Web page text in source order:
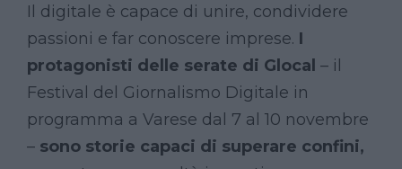
Il digitale è capace di unire, condividere
passioni e far conoscere imprese. I
protagonisti delle serate di Glocal – il
Festival del Giornalismo Digitale in
programma a Varese dal 7 al 10 novembre
– sono storie capaci di superare confini,